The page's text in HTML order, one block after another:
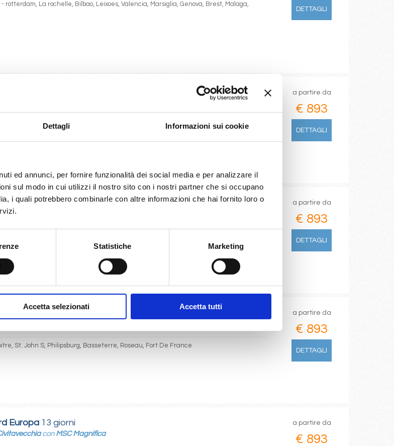
Dettagli Informazioni sui cookie
ed annunci, per fornire funzionalità dei social media e per analizzare il
sul modo in cui utilizzi il nostro sito con i nostri partner che si occupano
i quali potrebbero combinarle con altre informazioni che hai fornito loro o
Statistiche Marketing
Accetta selezionati Accetta tutti
rotterdam, La rochelle, Bilbao, Leixoes, Valencia, Marsiglia, Genova, Brest, Malaga,
DETTAGLI
Gibilterra, St. John S, Philipsburg, Basseterre, La Romana, Tangeri
a partire da
€ 893
DETTAGLI
18 giorni a partire da
€ 893
DETTAGLI
8 giorni
St. John S, Philipsburg, Basseterre, Roseau, Fort De France
a partire da
€ 893
DETTAGLI
Europa 13 giorni
con MSC Magnifica
a partire da
€ 893